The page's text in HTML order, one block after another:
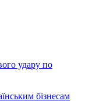
удару по
бізнесам